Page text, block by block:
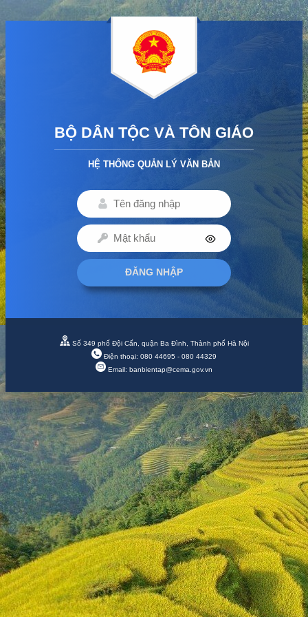
BỘ DÂN TỘC VÀ TÔN GIÁO
HỆ THỐNG QUẢN LÝ VĂN BẢN
Số 349 phố Đội Cấn, quận Ba Đình, Thành phố Hà Nội
Điện thoại: 080 44695 - 080 44329
Email: banbientap@cema.gov.vn